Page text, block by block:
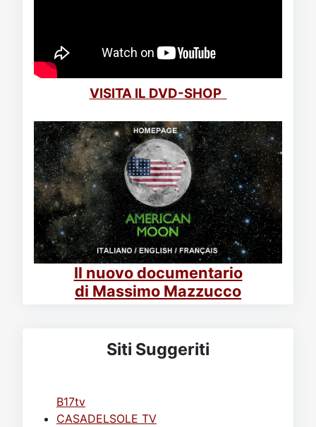
VISITA IL DVD-SHOP
Il nuovo documentario
di Massimo Mazzucco
Siti Suggeriti
B17tv
CASADELSOLE TV